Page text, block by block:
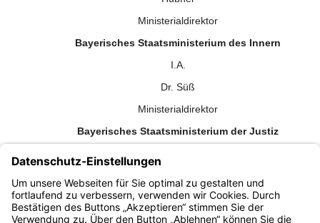
Ministerialdirektor
Bayerisches Staatsministerium des Innern
I.A.
Dr. Süß
Ministerialdirektor
Bayerisches Staatsministerium der Justiz
Ministerialdirektor